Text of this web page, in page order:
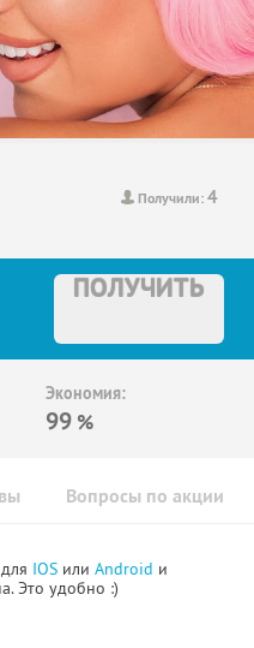
Получили:4
ПОЛУЧИТЬ
Экономия:
99 %
Вопросы по акции
IOS или Android и
Это удобно :)